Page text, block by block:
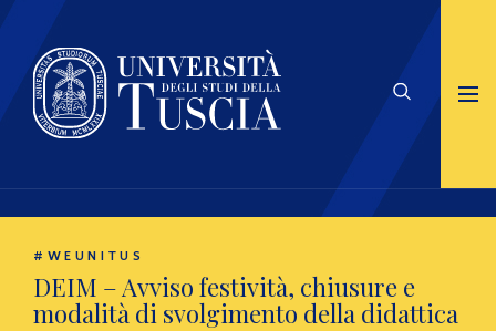
#WEUNITUS
DEIM – Avviso festività, chiusure e
modalità di svolgimento della didattica